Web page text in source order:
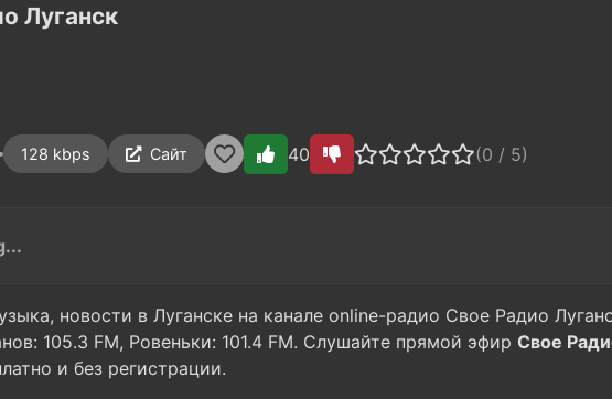
Луганск
128 kbps Сайт 40 (0 / 5)
новости в Луганске на канале online-радио Свое Радио
105.3 FM, Ровеньки: 101.4 FM. Слушайте прямой эфир Свое
и без регистрации.